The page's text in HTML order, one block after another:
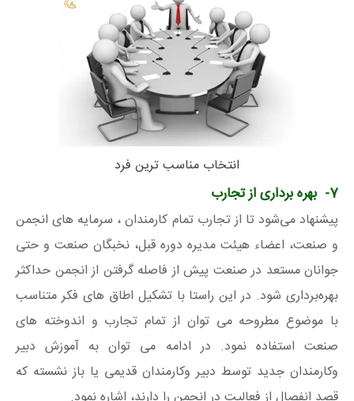
انتخاب مناسب ترین فرد
7- بهره برداری از تجارب
پیشنهاد می‌شود تا از تجارب تمام کارمندان ، سرمایه های انجمن
و صنعت، اعضاء هیئت مدیره دوره قبل، نخبگان صنعت و حتی
جوانان مستعد در صنعت پیش از فاصله گرفتن از انجمن حداکثر
بهره‌برداری شود. در این راستا با تشکیل اطاق های فکر متناسب
با موضوع مطروحه می توان از تمام تجارب و اندوخته های
صنعت استفاده نمود. در ادامه می توان به آموزش دبیر
وکارمندان جدید توسط دبیر وکارمندان قدیمی یا باز نشسته که